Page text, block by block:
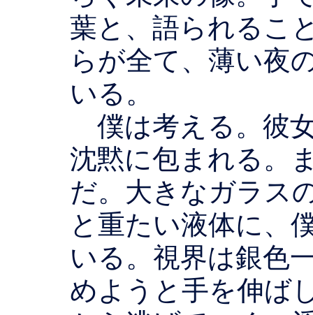
葉と、語られるこ
らが全て、薄い夜
いる。
僕は考える。彼
沈黙に包まれる。
だ。大きなガラス
と重たい液体に、
いる。視界は銀色
めようと手を伸ば